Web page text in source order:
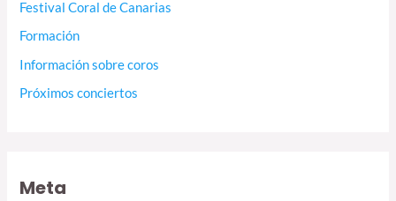
Festival Coral de Canarias
Formación
Información sobre coros
Próximos conciertos
Meta